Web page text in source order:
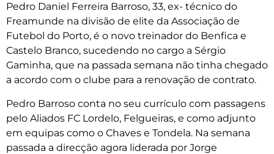
Pedro Daniel Ferreira Barroso, 33, ex- técnico do
Freamunde na divisão de elite da Associação de
Futebol do Porto, é o novo treinador do Benfica e
Castelo Branco, sucedendo no cargo a Sérgio
Gaminha, que na passada semana não tinha chegado
a acordo com o clube para a renovação de contrato.
Pedro Barroso conta no seu currículo com passagens
pelo Aliados FC Lordelo, Felgueiras, e como adjunto
em equipas como o Chaves e Tondela. Na semana
passada a direcção agora liderada por Jorge